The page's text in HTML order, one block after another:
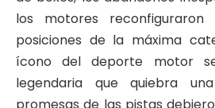
los motores
posiciones de la máxima
ícono del deporte motor
legendaria que quiebra